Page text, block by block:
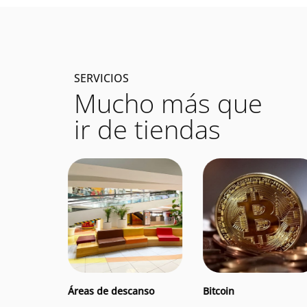
SERVICIOS
Mucho más que
ir de tiendas
Locker
Áreas de descanso
Áreas de descanso Bitcoin
Bitcoin